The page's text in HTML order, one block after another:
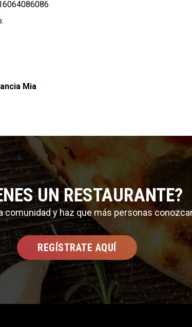
Mia
UN RESTAURANTE?
comunidad y haz que más personas
REGÍSTRATE AQUÍ